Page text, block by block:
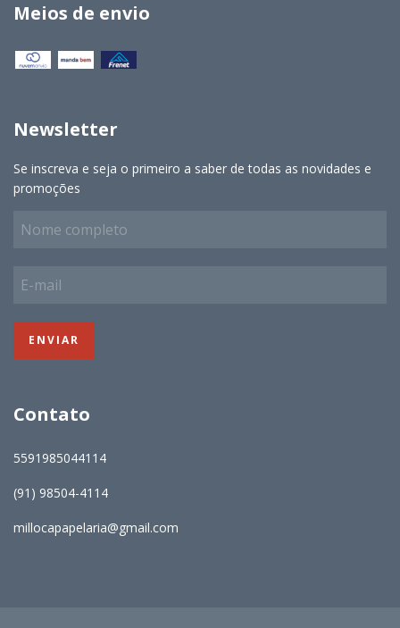
Meios de envio
Newsletter
Se inscreva e seja o primeiro a saber de todas as novidades e
promoções
Contato
5591985044114
(91) 98504-4114
millocapapelaria@gmail.com